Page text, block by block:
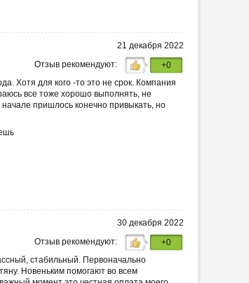
21 декабря 2022
Отзыв рекомендуют:
+0
Хотя для кого -то это не срок. Компания
все тоже хорошо выполнять, не
пришлось конечно привыкать, но
30 декабря 2022
Отзыв рекомендуют:
+0
стабильный. Первоначально
Новеньким помогают во всем